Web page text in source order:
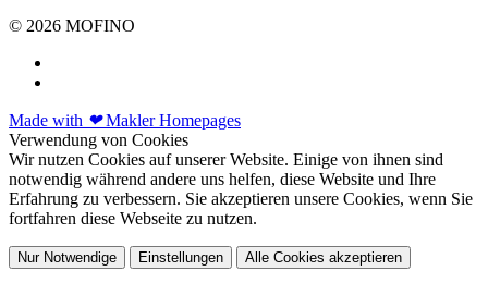
© 2026 MOFINO
Made with ❤Makler Homepages
Verwendung von Cookies
Wir nutzen Cookies auf unserer Website. Einige von ihnen sind
notwendig während andere uns helfen, diese Website und Ihre
Erfahrung zu verbessern. Sie akzeptieren unsere Cookies, wenn Sie
fortfahren diese Webseite zu nutzen.
Nur Notwendige Einstellungen Alle Cookies akzeptieren